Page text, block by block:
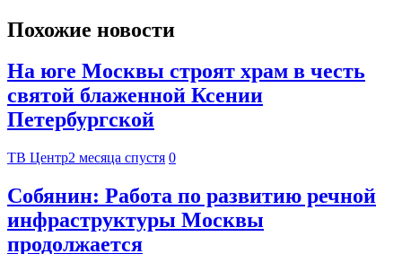
Похожие новости
На юге Москвы строят храм в честь
святой блаженной Ксении
Петербургской
ТВ Центр2 месяца спустя 0
Собянин: Работа по развитию речной
инфраструктуры Москвы
продолжается